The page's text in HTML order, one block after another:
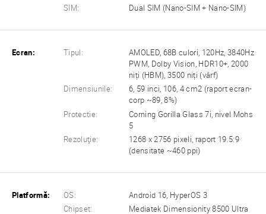
SIM:
Dual SIM (Nano-SIM + Nano-SIM)
Ecran: Tipul:
AMOLED, 68B culori, 120Hz, 3840Hz
PWM, Dolby Vision, HDR10+, 2000
niți (HBM), 3500 niți (vârf)
Dimensiunile:
6, 59 inci, 106, 4 cm2 (raport ecran-
corp ~89, 8%)
Protectie:
Corning Gorilla Glass 7i, nivel Mohs
5
Rezoluţie:
1268 x 2756 pixeli, raport 19.5:9
(densitate ~460 ppi)
Platformă: OS:
Android 16, HyperOS 3
Chipset:
Mediatek Dimensionity 8500 Ultra